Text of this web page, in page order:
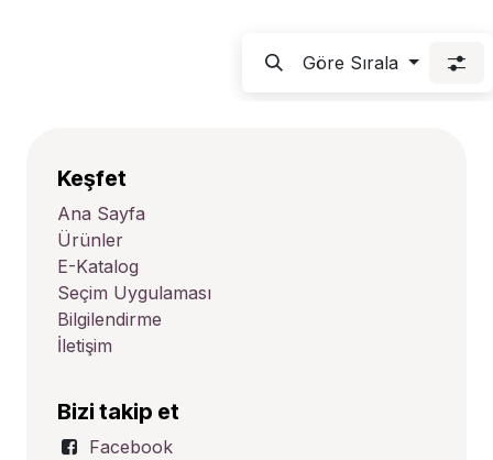
Göre Sırala
Keşfet
Ana Sayfa
Ürünler
E-Katalog
Seçim Uygulaması
Bilgilendirme
İletişim
Bizi takip et
Facebook